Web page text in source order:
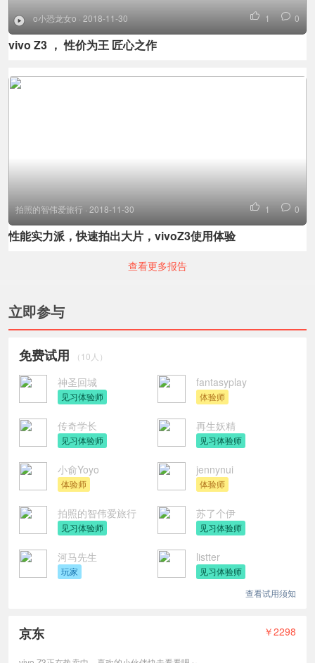
o小恐龙女o · 2018-11-30 1 0
vivo Z3 ， 性价为王 匠心之作
拍照的智伟爱旅行 · 2018-11-30 1 0
性能实力派，快速拍出大片，vivoZ3使用体验
查看更多报告
立即参与
免费试用 （10人）
神圣回城
见习体验师
fantasyplay
体验师
传奇学长
见习体验师
再生妖精
见习体验师
小俞Yoyo
体验师
jennynui
体验师
拍照的智伟爱旅行
见习体验师
苏了个伊
见习体验师
河马先生
玩家
listter
见习体验师
查看试用须知
京东 ￥2298